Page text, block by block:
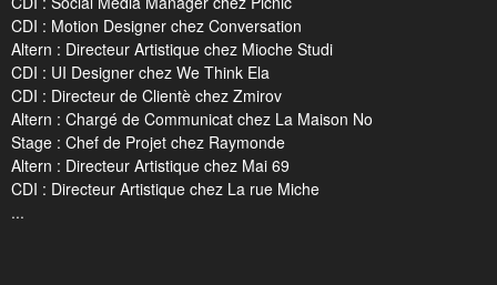
CDI : Motion Designer chez Conversation
Altern : Directeur Artistique chez Mioche Studi
CDI : UI Designer chez We Think Ela
CDI : Directeur de Clientè chez Zmirov
Altern : Chargé de Communicat chez La Maison No
Stage : Chef de Projet chez Raymonde
Altern : Directeur Artistique chez Mai 69
CDI : Directeur Artistique chez La rue Miche
...